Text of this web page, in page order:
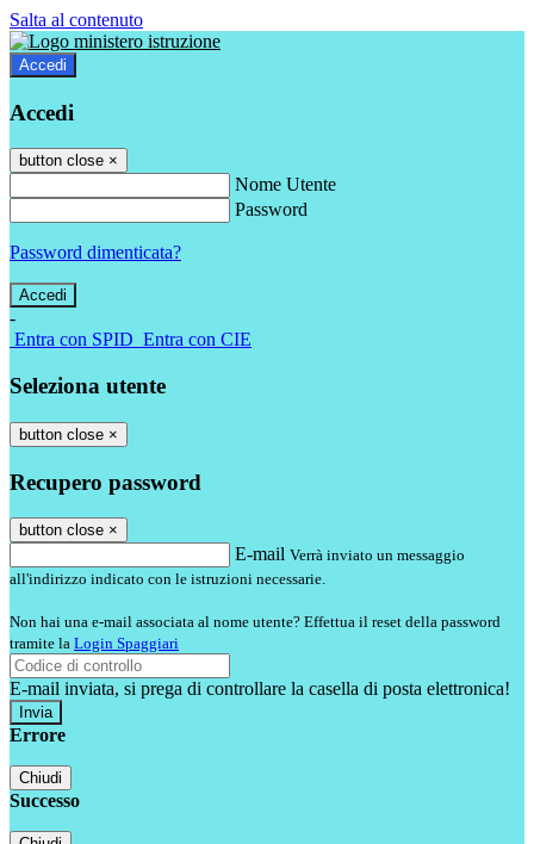
Salta al contenuto
Accedi
Accedi
button close ×
Nome Utente
Password
Password dimenticata?
-
Entra con SPID Entra con CIE
Seleziona utente
button close ×
Recupero password
button close ×
E-mail Verrà inviato un messaggio
all'indirizzo indicato con le istruzioni necessarie.
Non hai una e-mail associata al nome utente? Effettua il reset della password
tramite la Login Spaggiari
E-mail inviata, si prega di controllare la casella di posta elettronica!
Errore
Chiudi
Successo